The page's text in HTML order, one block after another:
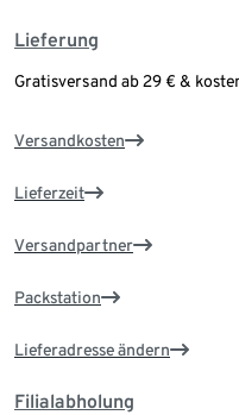
Lieferung
Gratisversand ab 29 € &
Versandkosten
Lieferzeit
Versandpartner
Packstation
Lieferadresse ändern
Filialabholung